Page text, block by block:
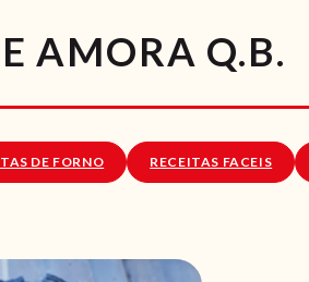
AMORA Q.B.
DE FORNO RECEITAS FACEIS